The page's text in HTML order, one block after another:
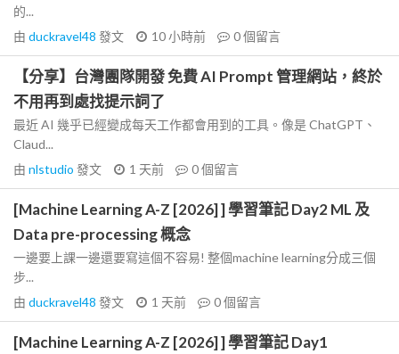
的...
由 duckravel48 發文 10 小時前 0個留言
【分享】台灣團隊開發 免費 AI Prompt 管理網站，終於
不用再到處找提示詞了
最近 AI 幾乎已經變成每天工作都會用到的工具。像是 ChatGPT、
Claud...
由 nlstudio 發文 1 天前 0個留言
[Machine Learning A-Z [2026] ] 學習筆記 Day2 ML 及
Data pre-processing 概念
一邊要上課一邊還要寫這個不容易! 整個machine learning分成三個
步...
由 duckravel48 發文 1 天前 0個留言
[Machine Learning A-Z [2026] ] 學習筆記 Day1